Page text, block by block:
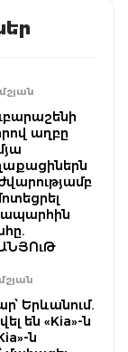
աղբը
Երևանում.
են «Kia»-ն
ն